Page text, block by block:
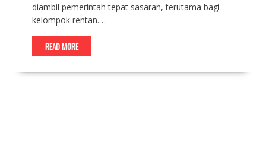
diambil pemerintah tepat sasaran, terutama bagi
kelompok rentan.…
READ MORE